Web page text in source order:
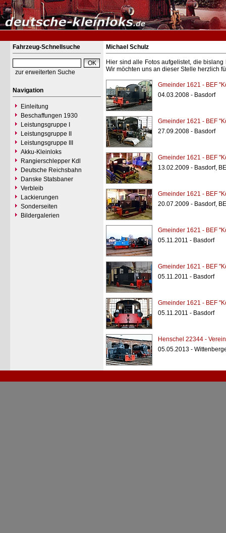
Fahrzeug-Schnellsuche
zur erweiterten Suche
Navigation
Einleitung
Beschaffungen 1930
Leistungsgruppe I
Leistungsgruppe II
Leistungsgruppe III
Akku-Kleinloks
Rangierschlepper Kdl
Deutsche Reichsbahn
Danske Statsbaner
Verbleib
Lackierungen
Sonderseiten
Bildergalerien
Michael Schulz
Hier sind alle Fotos aufgelistet, die
Wir möchten uns an dieser Stelle herzlich
Gmeinder 1621 - BEF
04.03.2008 - Basdorf
Gmeinder 1621 - BEF
27.09.2008 - Basdorf
Gmeinder 1621 - BEF
13.02.2009 - Basdorf,
Gmeinder 1621 - BEF
20.07.2009 - Basdorf,
Gmeinder 1621 - BEF
05.11.2011 - Basdorf
Gmeinder 1621 - BEF
05.11.2011 - Basdorf
Gmeinder 1621 - BEF
05.11.2011 - Basdorf
Henschel 22344 -
05.05.2013 -